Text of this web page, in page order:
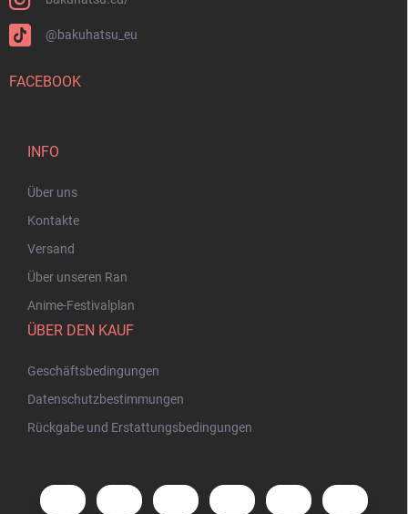
@bakuhatsu_eu
FACEBOOK
INFO
Über uns
Kontakte
Versand
Über unseren Ran
Anime-Festivalplan
ÜBER DEN KAUF
Geschäftsbedingungen
Datenschutzbestimmungen
Rückgabe und Erstattungsbedingungen